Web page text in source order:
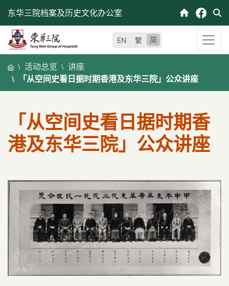
东华三院档案及历史文化办公室
EN 繁 简
活动总览
讲座
「从空间史看日据时期香港及东华三院」公众讲座
「从空间史看日据时期香
港及东华三院」公众讲座